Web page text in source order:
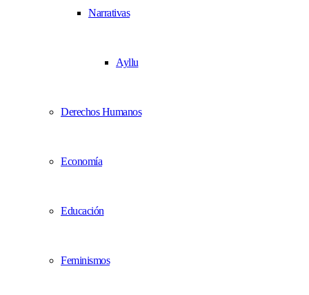
Narrativas
Ayllu
Derechos Humanos
Economía
Educación
Feminismos